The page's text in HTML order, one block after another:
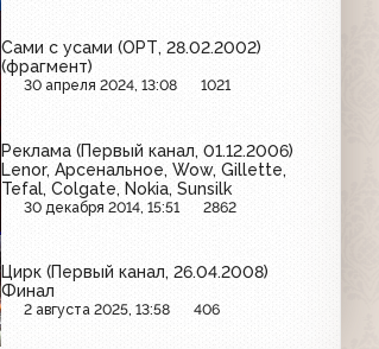
Сами с усами (ОРТ, 28.02.2002)
(фрагмент)
30 апреля 2024, 13:08 1021
Реклама (Первый канал, 01.12.2006)
Lenor, Арсенальное, Wow, Gillette,
Tefal, Colgate, Nokia, Sunsilk
30 декабря 2014, 15:51 2862
Цирк (Первый канал, 26.04.2008)
Финал
2 августа 2025, 13:58 406